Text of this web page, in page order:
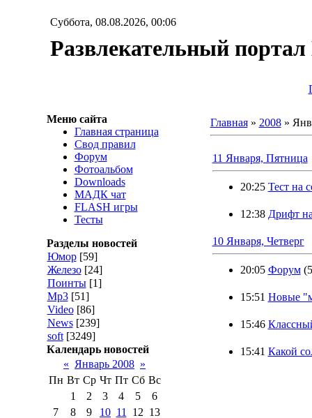
Суббота, 08.08.2026, 00:06
Развлекательный
Меню сайта
Главная страница
Свод правил
Форум
Фотоальбом
Downloads
МАДК чат
FLASH игры
Тесты
Разделы новостей
Юмор [59]
Железо [24]
Поинты [1]
Мр3 [51]
Video [86]
News [239]
soft [3249]
Календарь новостей
« Январь 2008 »
Пн Вт Ср Чт Пт Сб Вс
1
2 3 4 5
6
7
8 9 10 11 12 13
Главная» 2008 »
11 Января, Пятница
20:25 Тест на
12:38 Дрифт
10 Января, Четверг
20:05 Форум
15:51 Новые
15:46
15:41 Какой